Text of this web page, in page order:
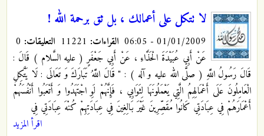
لا تتكل على أعمالك ، بل ثق برحمة الله !
01/01/2009 - 06:05 القراءات: التعليقات:
عَنْ أَبِي عُبَيْدَةَ الْحَذَّاءِ ، عَنْ أَبِي جَعْفَرٍ ( عليه السَّلام ) قَالَ :
قَالَ رَسُولُ اللَّهِ ( صلَّى الله عليه و آله ) : " قَالَ اللَّهُ تَبَارَكَ وَ تَعَالَى : لَا يَتَّكِلِ
الْعَامِلُونَ عَلَى أَعْمَالِهِمُ الَّتِي يَعْمَلُونَهَا لِثَوَابِي ، فَإِنَّهُمْ لَوِ اجْتَهَدُوا وَ أَتْعَبُوا أَنْفُسَهُمْ
أَعْمَارَهُمْ فِي عِبَادَتِي كَانُوا مُقَصِّرِينَ غَيْرَ بَالِغِينَ فِي عِبَادَتِهِمْ كُنْهَ عِبَادَتِي فِي
اقرأ المزيد